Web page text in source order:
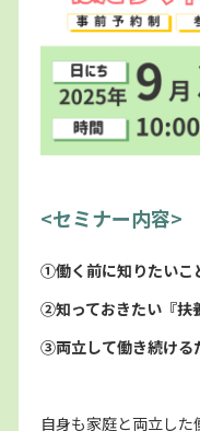
<セミナー内容>
①働く前に知りたいこ
②知っておきたい『扶
③両立して働き続ける
自身も家庭と両立し